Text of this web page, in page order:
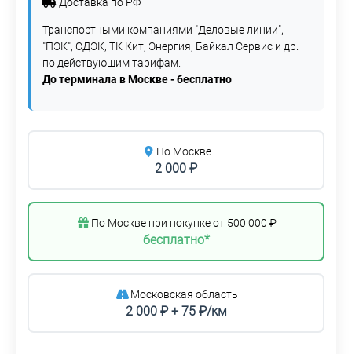
Транспортными компаниями "Деловые линии",
"ПЭК", СДЭК, ТК Кит, Энергия, Байкал Сервис и др.
по действующим тарифам.
До терминала в Москве - бесплатно
По Москве
2 000 ₽
По Москве при покупке от 500 000 ₽
бесплатно*
Московская область
2 000 ₽ + 75 ₽/км